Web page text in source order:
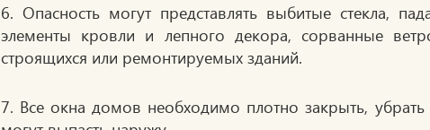
6. Опасность могут представлять выбитые стекла,
элементы кровли и лепного декора, сорванные
строящихся или ремонтируемых зданий.
7. Все окна домов необходимо плотно закрыть,